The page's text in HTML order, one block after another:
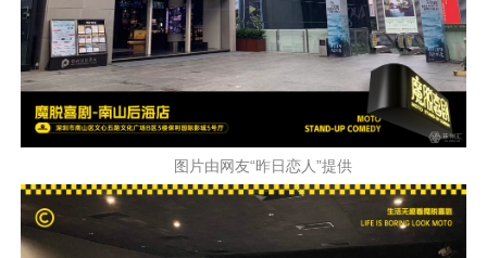
图片由网友“昨日恋人”提供